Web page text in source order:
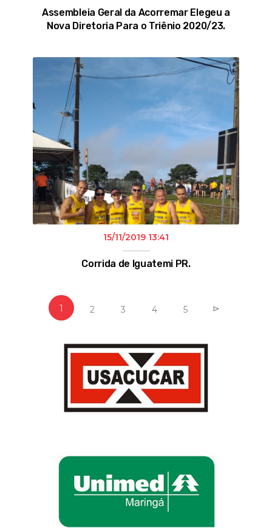
Assembleia Geral da Acorremar Elegeu a
Nova Diretoria Para o Triênio 2020/23.
15/11/2019 13:41
Corrida de Iguatemi PR.
1 2 3 4 5 ⊳